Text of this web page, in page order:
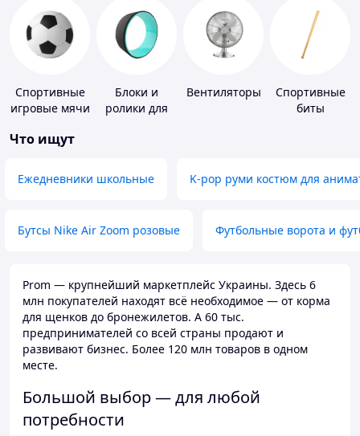
Спортивные
игровые мячи
Блоки и
ролики для
Вентиляторы
Спортивные
биты
Что ищут
Ежедневники школьные K-pop руми костюм для
Бутсы Nike Air Zoom розовые Футбольные ворота и
Prom — крупнейший маркетплейс Украины. Здесь 6
млн покупателей находят всё необходимое — от корма
для щенков до бронежилетов. А 60 тыс.
предпринимателей со всей страны продают и
развивают бизнес. Более 120 млн товаров в одном
месте.
Большой выбор — для любой
потребности